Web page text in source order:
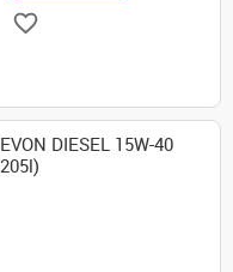
DIESEL 15W-40